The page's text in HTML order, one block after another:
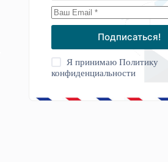
Подписаться!
Я принимаюПолитику
конфиденциальности